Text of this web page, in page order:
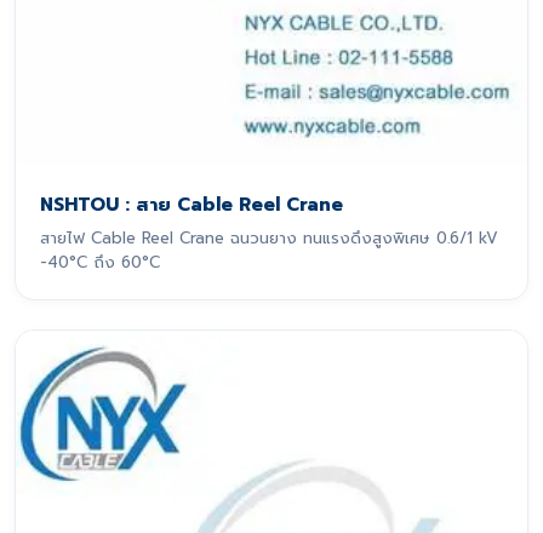
NSHTOU : สาย Cable Reel Crane
สายไฟ Cable Reel Crane ฉนวนยาง ทนแรงดึงสูงพิเศษ 0.6/1 kV
-40°C ถึง 60°C